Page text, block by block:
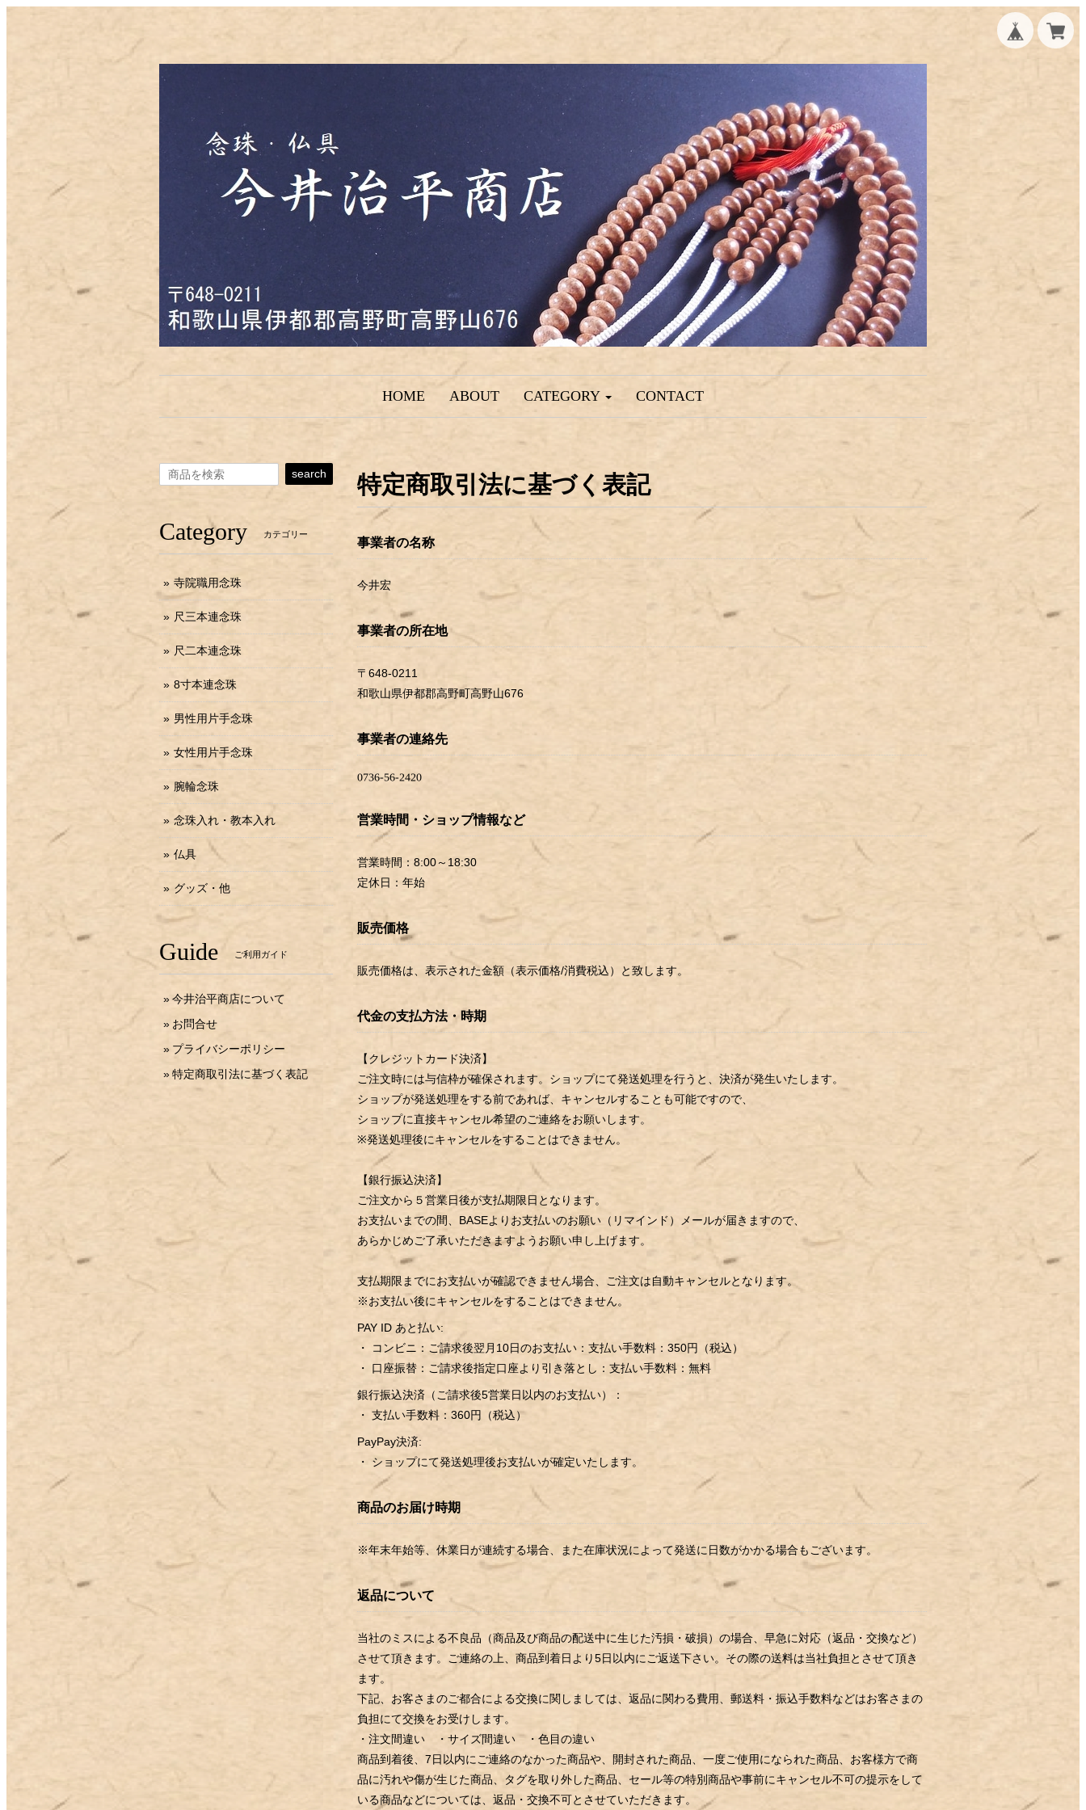
HOME ABOUT CATEGORY CONTACT
特定商取引法に基づく表記
事業者の名称
今井宏
事業者の所在地
〒648-0211
和歌山県伊都郡高野町高野山676
事業者の連絡先
営業時間・ショップ情報など
営業時間：8:00～18:30
定休日：年始
販売価格
販売価格は、表示された金額（表示価格/消費税込）と致します。
代金の支払方法・時期
【クレジットカード決済】
ご注文時には与信枠が確保されます。ショップにて発送処理を行うと、決済が発生いたします。
ショップが発送処理をする前であれば、キャンセルすることも可能ですので、
ショップに直接キャンセル希望のご連絡をお願いします。
※発送処理後にキャンセルをすることはできません。
【銀行振込決済】
ご注文から５営業日後が支払期限日となります。
お支払いまでの間、BASEよりお支払いのお願い（リマインド）メールが届きますので、
あらかじめご了承いただきますようお願い申し上げます。
支払期限までにお支払いが確認できません場合、ご注文は自動キャンセルとなります。
※お支払い後にキャンセルをすることはできません。
PAY ID あと払い:
・ コンビニ：ご請求後翌月10日のお支払い：支払い手数料：350円（税込）
・ 口座振替：ご請求後指定口座より引き落とし：支払い手数料：無料
銀行振込決済（ご請求後5営業日以内のお支払い）：
・ 支払い手数料：360円（税込）
PayPay決済:
・ ショップにて発送処理後お支払いが確定いたします。
商品のお届け時期
※年末年始等、休業日が連続する場合、また在庫状況によって発送に日数がかかる場合もございます。
返品について
当社のミスによる不良品（商品及び商品の配送中に生じた汚損・破損）の場合、早急に対応（返品・交換など）
させて頂きます。ご連絡の上、商品到着日より5日以内にご返送下さい。その際の送料は当社負担とさせて頂き
ます。
下記、お客さまのご都合による交換に関しましては、返品に関わる費用、郵送料・振込手数料などはお客さまの
負担にて交換をお受けします。
・注文間違い ・サイズ間違い ・色目の違い
商品到着後、7日以内にご連絡のなかった商品や、開封された商品、一度ご使用になられた商品、お客様方で商
品に汚れや傷が生じた商品、タグを取り外した商品、セール等の特別商品や事前にキャンセル不可の提示をして
いる商品などについては、返品・交換不可とさせていただきます。
search
Category カテゴリー
寺院職用念珠
尺三本連念珠
尺二本連念珠
8寸本連念珠
男性用片手念珠
女性用片手念珠
腕輪念珠
念珠入れ・教本入れ
仏具
グッズ・他
Guide ご利用ガイド
今井治平商店について
お問合せ
プライバシーポリシー
特定商取引法に基づく表記